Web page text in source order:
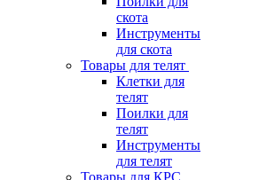
скота
Инструменты
для скота
Товары для телят
Клетки для
телят
Поилки для
телят
Инструменты
для телят
Товары для КРС